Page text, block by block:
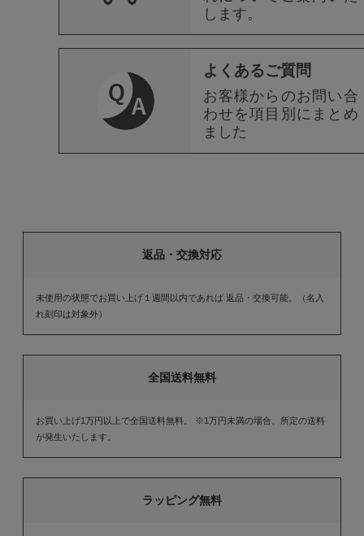
します。
よくあるご質問
お客様からのお問い合
わせを項目別にまとめ
ました
返品・交換対応
未使用の状態でお買い上げ１週間以内であれば 返品・交換可能。（名入
れ刻印は対象外）
全国送料無料
お買い上げ1万円以上で全国送料無料。 ※1万円未満の場合、所定の送料
が発生いたします。
ラッピング無料